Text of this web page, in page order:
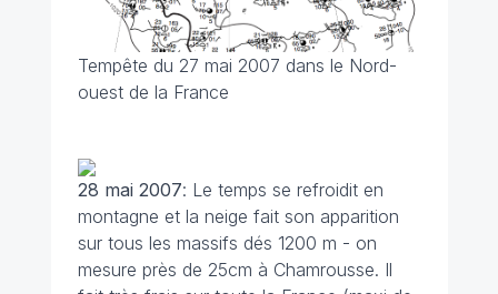
Tempête du 27 mai 2007 dans le Nord-
ouest de la France
28 mai 2007: Le temps se refroidit en
montagne et la neige fait son apparition
sur tous les massifs dés 1200 m - on
mesure près de 25cm à Chamrousse. Il